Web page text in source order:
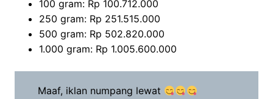
100 gram: Rp 100.712.000
250 gram: Rp 251.515.000
500 gram: Rp 502.820.000
1.000 gram: Rp 1.005.600.000
Maaf, iklan numpang lewat